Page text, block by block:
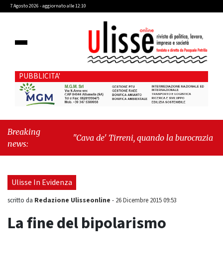
7 Agosto 2026 - aggiornato alle 12:10
PUBBLICITA'
Breaking
news:
"Cava de' Tirreni, quando la burocrazia
Ulisse In Evidenza
scritto da Redazione Ulisseonline - 26 Dicembre 2015 09:53
La fine del bipolarismo